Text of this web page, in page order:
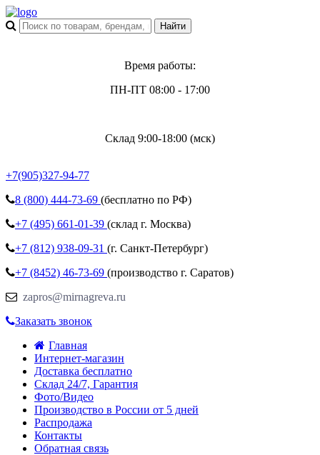
Время работы:
ПН-ПТ 08:00 - 17:00
Склад 9:00-18:00 (мск)
+7(905)327-94-77
8 (800) 444-73-69 (бесплатно по РФ)
+7 (495) 661-01-39 (склад г. Москва)
+7 (812) 938-09-31 (г. Санкт-Петербург)
+7 (8452) 46-73-69 (производство г. Саратов)
zapros@mirnagreva.ru
Заказать звонок
Главная
Интернет-магазин
Доставка бесплатно
Склад 24/7, Гарантия
Фото/Видео
Производство в России от 5 дней
Распродажа
Контакты
Обратная связь